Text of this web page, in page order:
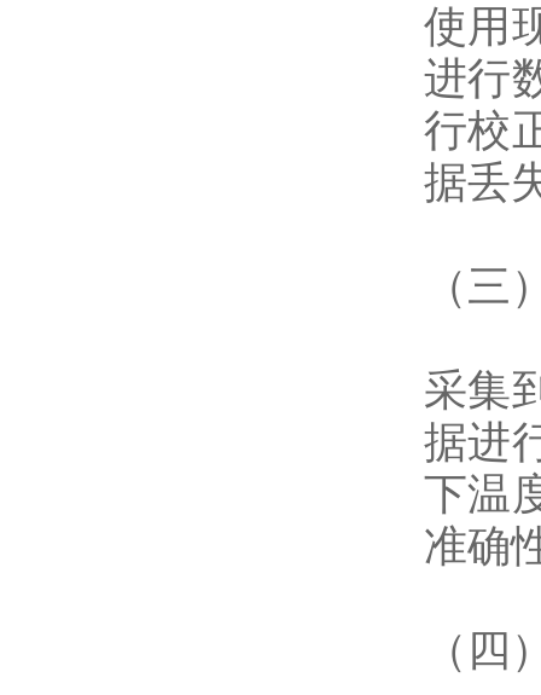
使用
进行
行校
据丢
（
采集
据进
下温
准确
（